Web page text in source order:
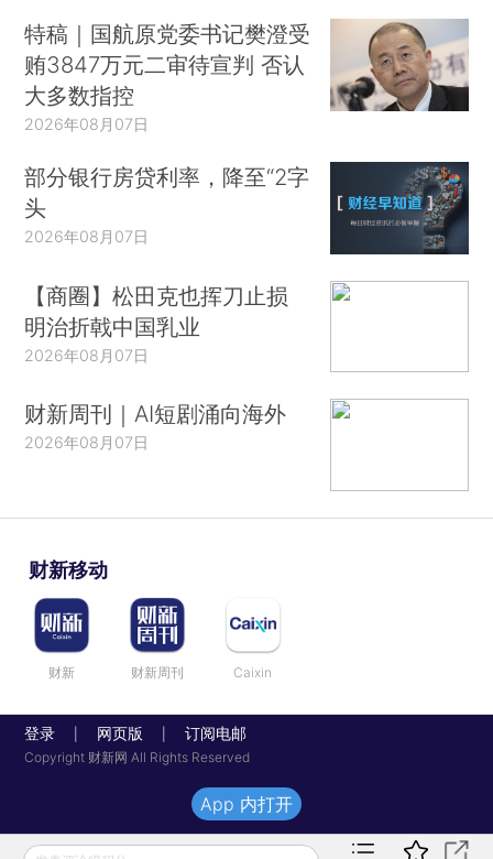
特稿｜国航原党委书记樊澄受
贿3847万元二审待宣判 否认
大多数指控
2026年08月07日
部分银行房贷利率，降至“2字
头
2026年08月07日
【商圈】松田克也挥刀止损
明治折戟中国乳业
2026年08月07日
财新周刊｜AI短剧涌向海外
2026年08月07日
财新移动
财新 财新周刊 Caixin
登录 网页版 订阅电邮
Copyright 财新网 All Rights Reserved
App 内打开